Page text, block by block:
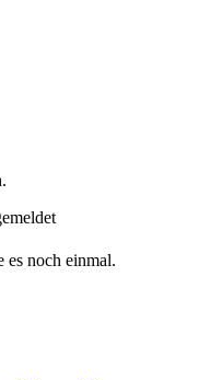
es noch einmal.